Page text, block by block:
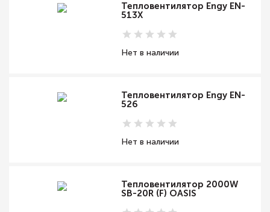
Тепловентилятор Engy EN-
513X
Нет в наличии
Тепловентилятор Engy EN-
526
Нет в наличии
Тепловентилятор 2000W
SB-20R (F) OASIS